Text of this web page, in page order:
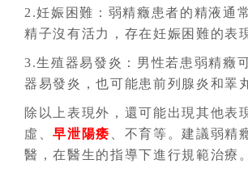
2.妊娠困難：弱精癥患者的精液通
精子沒有活力，存在妊娠困難的表
3.生殖器易發炎：男性若患弱精癥
器易發炎，也可能患前列腺炎和睪
除以上表現外，還可能出現其他表
虛、早泄陽痿
、不育等。建議弱精
醫，在醫生的指導下進行規範治療。